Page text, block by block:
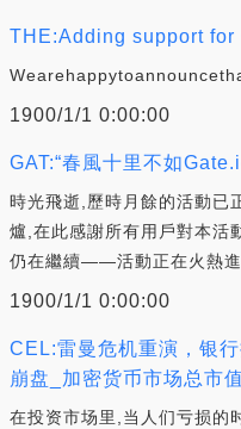
THE:Adding support
1900/1/1 0:00:00
GAT:“春風十里不如
時光飛逝,歷時月餘的活動已
爐,在此感謝所有用戶對本活
仍在繼續——活動正在火熱進
1900/1/1 0:00:00
CEL:雷曼危机重演，银
崩盘_加密货币市场总市
在投资市场里,当人们亏损的